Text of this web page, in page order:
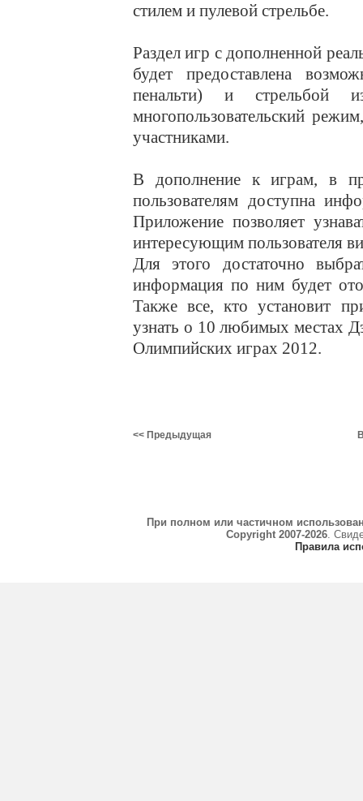
стилем и пулевой стрельбе.
Раздел игр с дополненной
будет предоставлена
пенальти) и стрельбой
многопользовательский
участниками.
В дополнение к играм, в
пользователям доступна
Приложение позволяет
интересующим пользователя
Для этого достаточно
информация по ним будет
Также все, кто установит
узнать о 10 любимых местах
Олимпийских играх 2012.
<< Предыдущая
При полном или частичном
Copyright 2007-2026.
Правила